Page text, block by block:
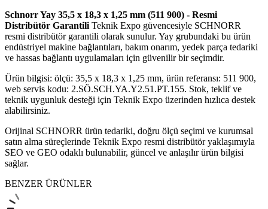
Schnorr Yay 35,5 x 18,3 x 1,25 mm (511 900) - Resmi
Distribütör Garantili Teknik Expo güvencesiyle SCHNORR
resmi distribütör garantili olarak sunulur. Yay grubundaki bu ürün
endüstriyel makine bağlantıları, bakım onarım, yedek parça tedariki
ve hassas bağlantı uygulamaları için güvenilir bir seçimdir.
Ürün bilgisi: ölçü: 35,5 x 18,3 x 1,25 mm, ürün referansı: 511 900,
web servis kodu: 2.SÖ.SCH.YA.Y2.51.PT.155. Stok, teklif ve
teknik uygunluk desteği için Teknik Expo üzerinden hızlıca destek
alabilirsiniz.
Orijinal SCHNORR ürün tedariki, doğru ölçü seçimi ve kurumsal
satın alma süreçlerinde Teknik Expo resmi distribütör yaklaşımıyla
SEO ve GEO odaklı bulunabilir, güncel ve anlaşılır ürün bilgisi
sağlar.
BENZER ÜRÜNLER